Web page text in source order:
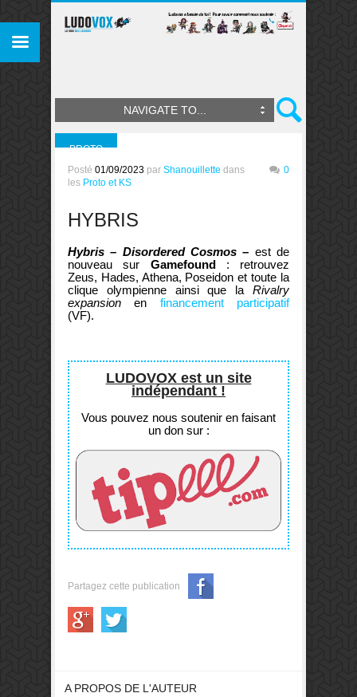
NAVIGATE TO...
PROTO
ET KS
Posté 01/09/2023 par Shanouillette dans
les Proto et KS
0
HYBRIS
Hybris – Disordered Cosmos – est de
nouveau sur Gamefound: retrouvez
Zeus, Hades, Athena, Poseidon et toute la
clique olympienne ainsi que la Rivalry
expansion en financement participatif
(VF).
LUDOVOX est un site
indépendant !
Vous pouvez nous soutenir en faisant
un don sur :
Partagez cette publication
A PROPOS DE L'AUTEUR